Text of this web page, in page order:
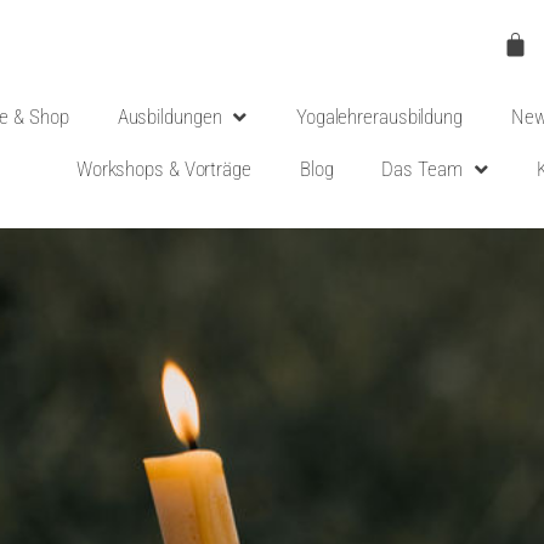
& Shop Ausbildungen Yogalehrerausbildung
Workshops & Vorträge Blog Das Team